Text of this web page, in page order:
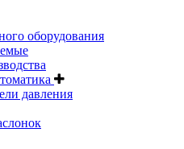
оборудования
давления